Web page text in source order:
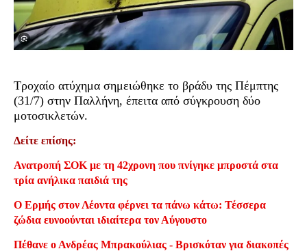
Τροχαίο ατύχημα σημειώθηκε το βράδυ της Πέμπτης
(31/7) στην Παλλήνη, έπειτα από σύγκρουση δύο
μοτοσικλετών.
Δείτε επίσης:
Ανατροπή ΣΟΚ με τη 42χρονη που πνίγηκε μπροστά στα
τρία ανήλικα παιδιά της
Ο Ερμής στον Λέοντα φέρνει τα πάνω κάτω: Τέσσερα
ζώδια ευνοούνται ιδιαίτερα τον Αύγουστο
Πέθανε ο Ανδρέας Μπρακούλιας - Βρισκόταν για διακοπές